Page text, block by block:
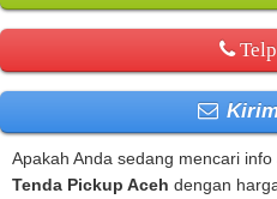
Apakah Anda sedang mencari
Tenda Pickup Aceh dengan